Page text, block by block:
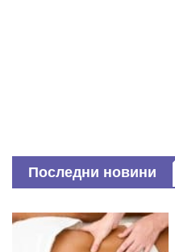
Последни новини